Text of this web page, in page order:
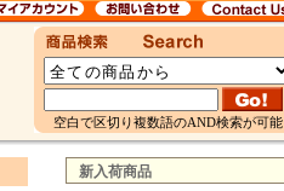
空白で区切り複数語のAND検索が可能
新入荷商品